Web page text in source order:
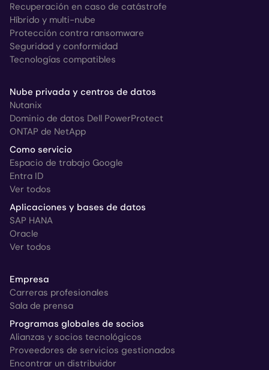
Recuperación en caso de catástrofe
Híbrido y multi-nube
Protección contra ransomware
Seguridad y conformidad
Tecnologías compatibles
Nube privada y centros de datos
Nutanix
Dominio de datos Dell PowerProtect
ONTAP de NetApp
Como servicio
Espacio de trabajo Google
Entra ID
Ver todos
Aplicaciones y bases de datos
SAP HANA
Oracle
Ver todos
Empresa
Carreras profesionales
Sala de prensa
Programas globales de socios
Alianzas y socios tecnológicos
Proveedores de servicios gestionados
Encontrar un distribuidor